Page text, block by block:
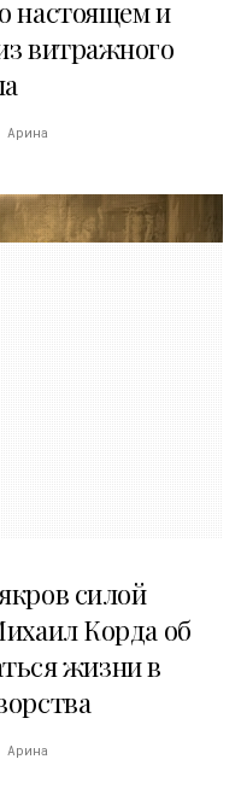
настоящем и
витражного
Арина
силой
Корда об
жизни в
Арина